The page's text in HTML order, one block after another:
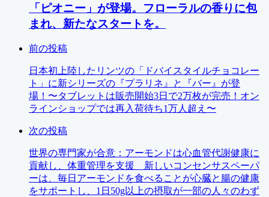
「ピオニー」が登場。フローラルの香りに包
まれ、新たなスタートを。
前の投稿
日本初上陸したリンツの「ドバイスタイルチョコレー
ト」に新シリーズの『プラリネ』と『バー』が登
場！〜タブレットは販売開始3日で2万枚が完売！オン
ラインショップでは再入荷待ち1万人超え〜
次の投稿
世界の専門家が合意：アーモンドは心血管代謝健康に
貢献し、体重管理を支援 新しいコンセンサスペーパ
ーは、毎日アーモンドを食べることが心臓と腸の健康
をサポートし、1日50g以上の摂取が一部の人々のわず